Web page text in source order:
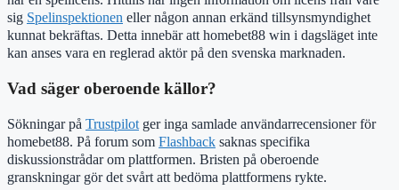
sig Spelinspektionen eller någon annan erkänd tillsynsmyndighet
kunnat bekräftas. Detta innebär att homebet88 win i dagsläget inte
kan anses vara en reglerad aktör på den svenska marknaden.
Vad säger oberoende källor?
Sökningar på Trustpilot ger inga samlade användarrecensioner för
homebet88. På forum som Flashback saknas specifika
diskussionstrådar om plattformen. Bristen på oberoende
granskningar gör det svårt att bedöma plattformens rykte.